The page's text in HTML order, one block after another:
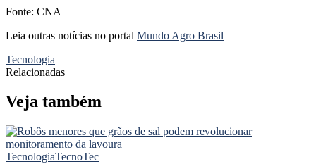
Fonte: CNA
Leia outras notícias no portal Mundo Agro Brasil
Tecnologia
Relacionadas
Veja também
TecnologiaTecnoTec